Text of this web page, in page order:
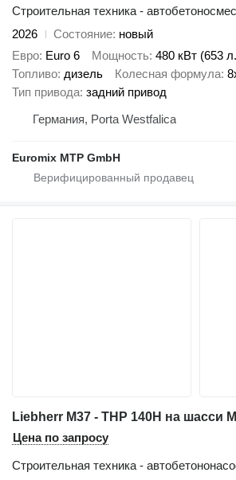
Строительная техника -
2026
Состояние новый
Евро Euro 6 Мощность 480 кВт (653
Топливо дизель Колесная формула
Тип привода задний привод
Германия, Porta Westfalica
Euromix MTP GmbH
Liebherr M37 - THP 140H на шасси
Цена по запросу
Строительная техника -